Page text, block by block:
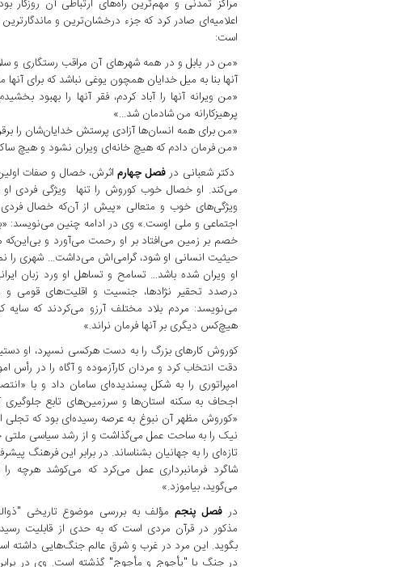
مراکز تمدنی و مهم‌ترین راه‌های ارتباطی آن
اعلامیه‌ای صادر کرد که جزء درخشان‌ترین و ماندگارترین
است:
«من در بابل و در همه شهرهای آن مراقب رستگاری و
آنها بنا به میل خدایان همچون یوغی نباشد که برای آنها
«من ویرانه آنها را آباد کردم، فقر آنها را بهبود
پرهیزکارانه من شادمان شد...»
«من برای همه انسان‌ها آزادی پرستش خدایان‌شان را
«من فرمان دادم که هیچ خانه‌ای ویران نشود و هیچ
دکتر شعبانی درفصل چهارم اثرش، خصال و صفات
می‌کند. او خصال خوب کوروش را تنها ویژگی فردی او
ویژگی‌های خوب و متعالی «پیش از آن‌که خصال فردی
اجتماعی و ملی اوست.» وی در ادامه چنین می‌نویسد:‌
خصم بر زمین می‌افتاد بر او رحمت می‌آورد و
حیثیت انسانی او شود، گرامی‌اش می‌داشت... شهری را
او ویران شده باشد... تسامح و تساهل او ورد زبان
درصدد تحقیر نژادها، جنسیت و اقلیت‌های قومی و
می‌نویسد: مردم بلاد مختلف آرزو می‌کردند که
هیچ‌کس دیگری بر آنها فرمان نراند.»
کوروش کارهای بزرگ را به دست هرکسی نسپرد، او
دقت انتخاب ‌کرد و مردان کارآزموده و آگاه را در رأس
امپراتوری را به شکل پسندیده‌ای سامان داد و با
اجحاف به سکنه استان‌ها و سرزمین‌های تابع جلوگیری
«کوروش مظهر آن نبوغ به عرصه رسیده‌ای بود که تجلی
نیک را به ساحت عمل می‌گذاشت و از رشد سیاسی ملتی
تازه‌ای را به جهانیان بشناساند. در برابر این فرهنگ
شاگرد فرمانبرداری عمل می‌کرد که می‌کوشد هرچه
می‌گوید، بیاموزد.»
در فصل پنجم مؤلف به بررسی موضوع تاریخی
مذکور در قرآن مردی است که به حدی از قابلیت
بگوید. این مرد در غرب و شرق عالم جنگ‌هایی داشته
در جنگ با "یأجوج و مأجوج" گذشته است. وی در